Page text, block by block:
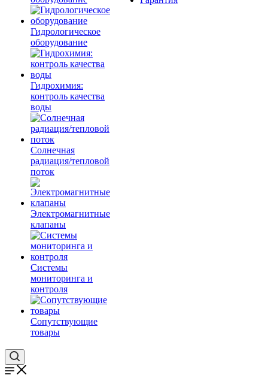
Гидрологическое
оборудование
Гидрохимия:
контроль качества
воды
Солнечная
радиация/тепловой
поток
Электромагнитные
клапаны
Системы
мониторинга и
контроля
Сопутствующие
товары